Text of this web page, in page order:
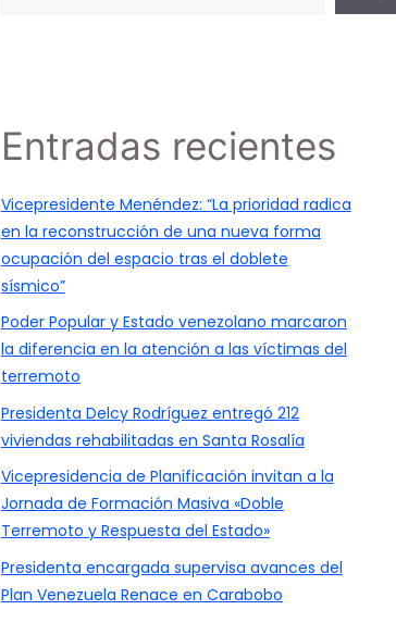
Entradas recientes
Vicepresidente Menéndez: “La prioridad radica
en la reconstrucción de una nueva forma
ocupación del espacio tras el doblete
sísmico”
Poder Popular y Estado venezolano marcaron
la diferencia en la atención a las víctimas del
terremoto
Presidenta Delcy Rodríguez entregó 212
viviendas rehabilitadas en Santa Rosalía
Vicepresidencia de Planificación invitan a la
Jornada de Formación Masiva «Doble
Terremoto y Respuesta del Estado»
Presidenta encargada supervisa avances del
Plan Venezuela Renace en Carabobo